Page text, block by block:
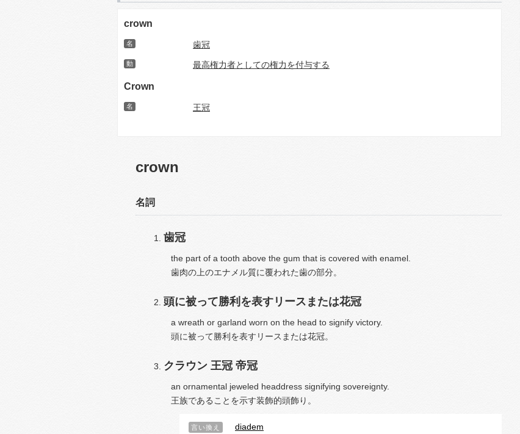
crown
名 歯冠
動 最高権力者としての権力を付与する
Crown
名 王冠
crown
名詞
歯冠
the part of a tooth above the gum that is covered with enamel.
歯肉の上のエナメル質に覆われた歯の部分。
頭に被って勝利を表すリースまたは花冠
a wreath or garland worn on the head to signify victory.
頭に被って勝利を表すリースまたは花冠。
クラウン 王冠 帝冠
an ornamental jeweled headdress signifying sovereignty.
王族であることを示す装飾的頭飾り。
言い換え diadem